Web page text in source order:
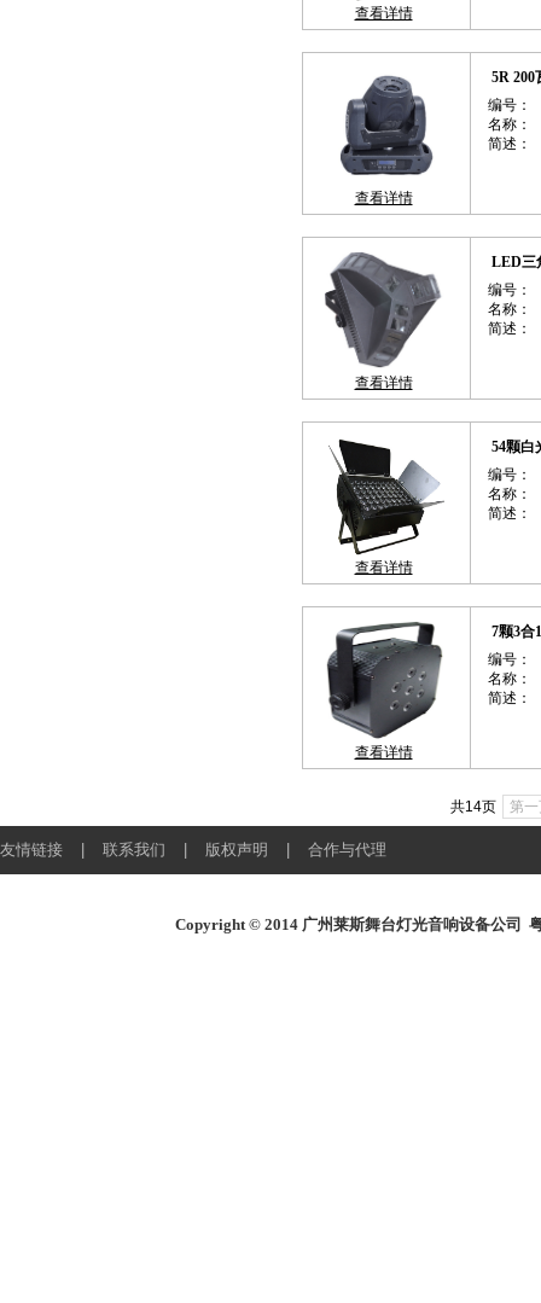
查看详情
查看详情
5R 200
编号：
名称：
简述：
查看详情
LED三
编号：
名称：
简述：
查看详情
54颗白
编号：
名称：
简述：
查看详情
7颗3合
编号：
名称：
简述：
共14页 第一
友情链接 联系我们 版权声明 合作与代理
Copyright © 2014 广州莱斯舞台灯光音响设备公司